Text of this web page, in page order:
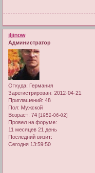
iljinow
Администратор
Откуда: Германия
Зарегистрирован: 2012-04-21
Приглашений: 48
Пол: Мужской
Возраст: 74 [1952-06-02]
Провел на форуме:
11 месяцев 21 день
Последний визит:
Сегодня 13:59:50